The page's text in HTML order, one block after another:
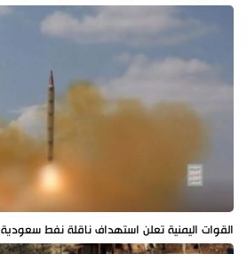
القوات اليمنية تعلن استهداف ناقلة نفط سعودية